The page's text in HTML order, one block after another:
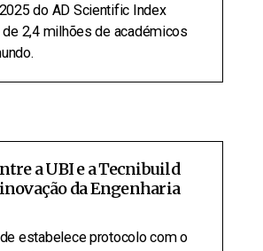
do AD Scientific Index
2,4 milhões de académicos
a UBI e a Tecnibuild
da Engenharia
estabelece protocolo com o